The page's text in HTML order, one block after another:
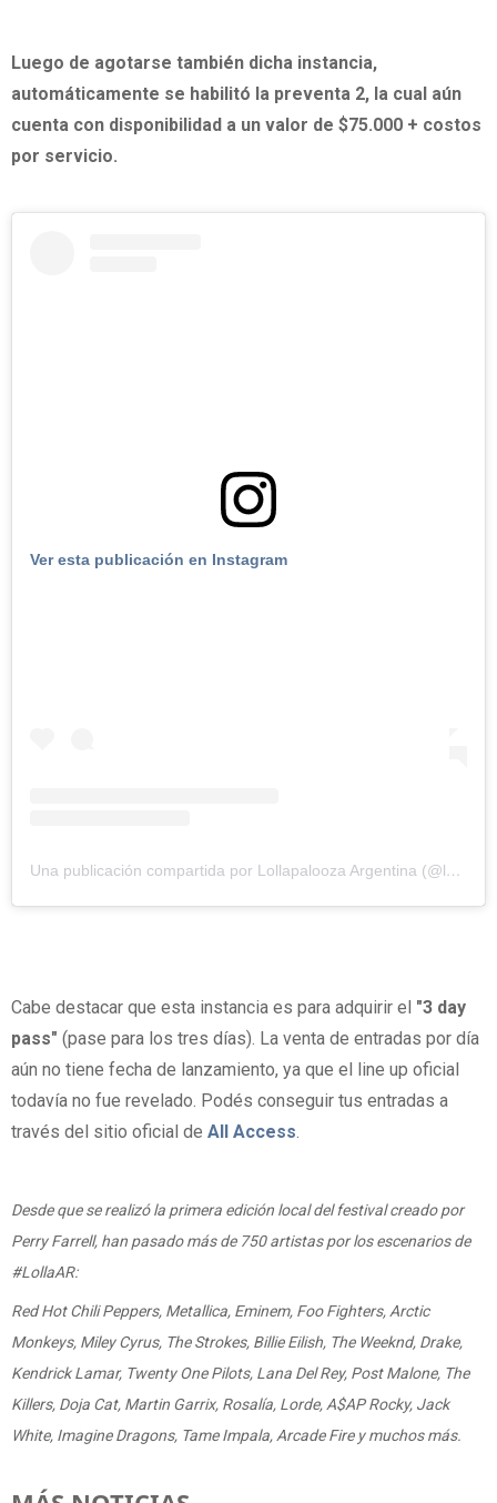
Luego de agotarse también dicha instancia,
automáticamente se habilitó la preventa 2, la cual aún
cuenta con disponibilidad a un valor de $75.000 + costos
por servicio.
Ver esta publicación en Instagram
Una publicación compartida por Lollapalooza Argentina (@lollapaloozaar)
Cabe destacar que esta instancia es para adquirir el "3 day
pass" (pase para los tres días). La venta de entradas por día
aún no tiene fecha de lanzamiento, ya que el line up oficial
todavía no fue revelado. Podés conseguir tus entradas a
través del sitio oficial de All Access
Desde que se realizó la primera edición local del festival creado por
Perry Farrell, han pasado más de 750 artistas por los escenarios de
#LollaAR:
Red Hot Chili Peppers, Metallica, Eminem, Foo Fighters, Arctic
Monkeys, Miley Cyrus, The Strokes, Billie Eilish, The Weeknd, Drake,
Kendrick Lamar, Twenty One Pilots, Lana Del Rey, Post Malone, The
Killers, Doja Cat, Martin Garrix, Rosalía, Lorde, A$AP Rocky, Jack
White, Imagine Dragons, Tame Impala, Arcade Fire y muchos más.